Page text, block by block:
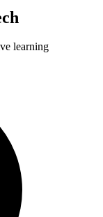
learning